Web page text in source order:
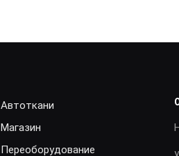
Автоткани
Магазин
Переоборудование